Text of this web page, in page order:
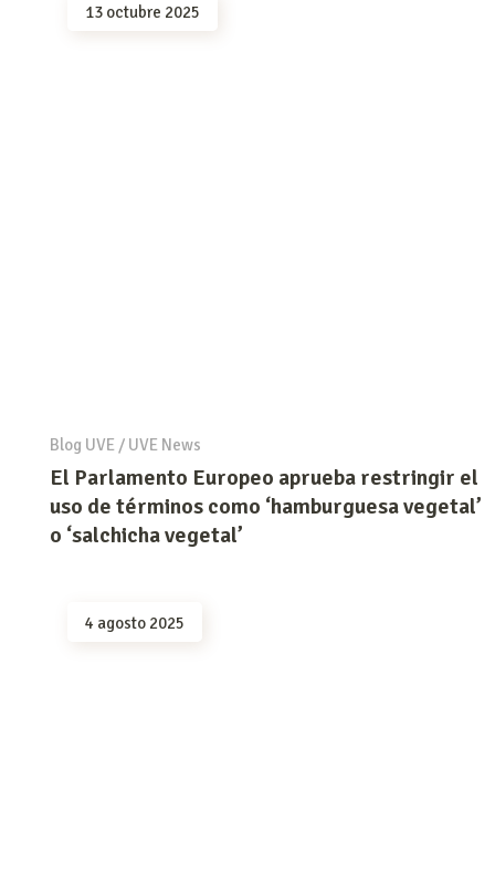
13 octubre 2025
Blog UVE/ UVE News
El Parlamento Europeo aprueba restringir el
uso de términos como ‘hamburguesa vegetal’
o ‘salchicha vegetal’
4 agosto 2025